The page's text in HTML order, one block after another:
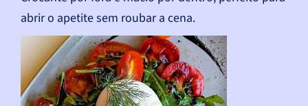
abrir o apetite sem roubar a cena.